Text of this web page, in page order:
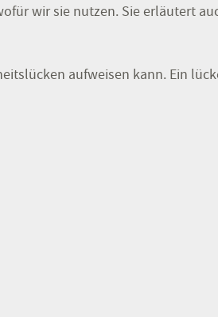
wir sie nutzen. Sie erläutert
aufweisen kann. Ein